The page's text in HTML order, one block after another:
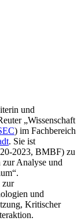
und
„Wissenschaft
) im Fachbereich
. Sie ist
2023, BMBF) zu
Analyse und
zur
und
Kritischer